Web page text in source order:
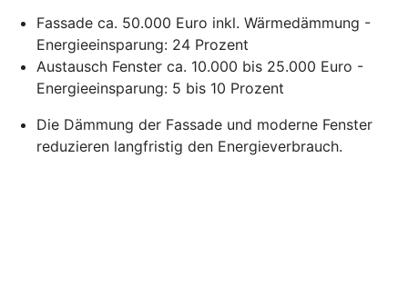
Fassade ca. 50.000 Euro inkl. Wärmedämmung -
Energieeinsparung: 24 Prozent
Austausch Fenster ca. 10.000 bis 25.000 Euro -
Energieeinsparung: 5 bis 10 Prozent
Die Dämmung der Fassade und moderne Fenster
reduzieren langfristig den Energieverbrauch.